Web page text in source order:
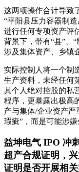
这两项操作合计导致
“平阳县压力容器制
进行任何专项资产评
背景下，带有“县”、
涉及集体资产、乡镇
实际控制人将一个制
生产资料，未经任何
其个人绝对控股的私
程序，更暴露出极高
产与集体/企业资产
瑕疵”，而是可能涉
益坤电气 IPO 冲
超产合规证明，
证明是否开展相